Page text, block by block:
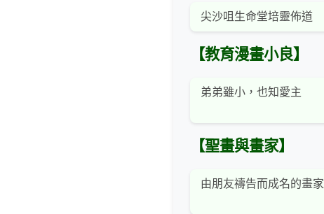
尖沙咀生命堂培靈佈道
【教育漫畫小良】
弟弟雖小，也知愛主
【聖畫與畫家】
由朋友禱告而成名的畫家